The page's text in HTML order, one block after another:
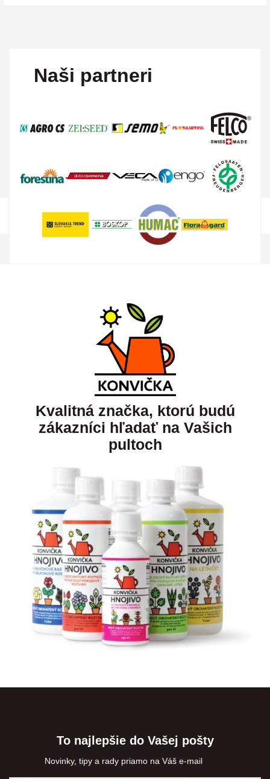
Naši partneri
Kvalitná značka, ktorú budú
zákazníci hľadať na Vašich
pultoch
To najlepšie do Vašej pošty
Novinky, tipy a rady priamo na Váš e-mail